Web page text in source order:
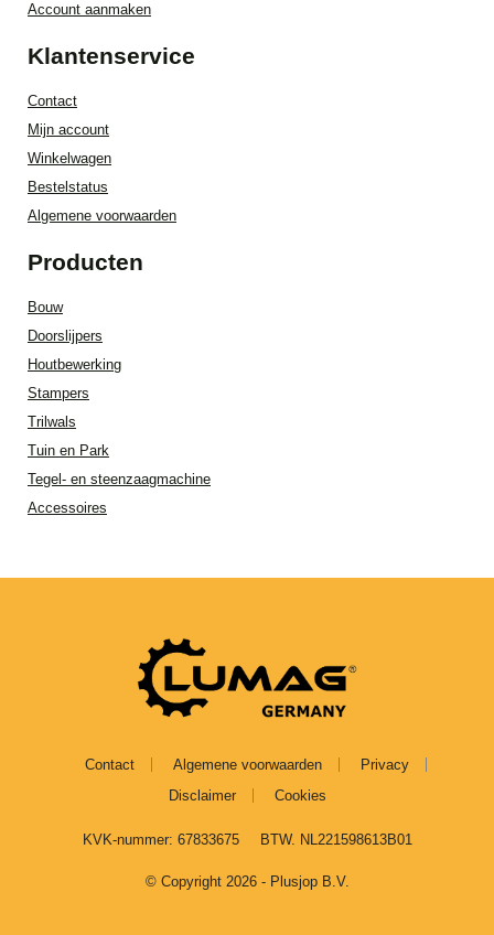
Account aanmaken
Klantenservice
Contact
Mijn account
Winkelwagen
Bestelstatus
Algemene voorwaarden
Producten
Bouw
Doorslijpers
Houtbewerking
Stampers
Trilwals
Tuin en Park
Tegel- en steenzaagmachine
Accessoires
Contact Algemene voorwaarden
Privacy
Disclaimer
Cookies
KVK-nummer: 67833675 BTW. NL221598613B01
© Copyright 2026 - Plusjop B.V.